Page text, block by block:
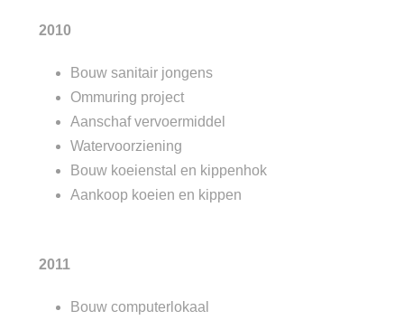
2010
Bouw sanitair jongens
Ommuring project
Aanschaf vervoermiddel
Watervoorziening
Bouw koeienstal en kippenhok
Aankoop koeien en kippen
2011
Bouw computerlokaal